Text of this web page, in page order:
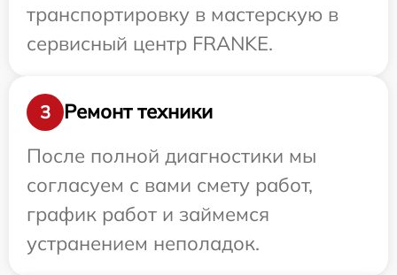
транспортировку в мастерскую в
сервисный центр FRANKE.
3
Ремонт техники
После полной диагностики мы
согласуем с вами смету работ,
график работ и займемся
устранением неполадок.